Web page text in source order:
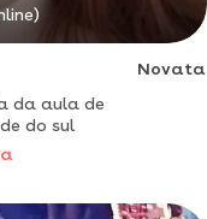
Novata
da aula de
do sul